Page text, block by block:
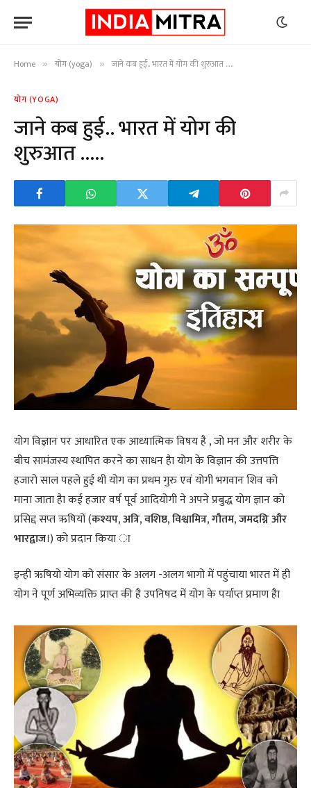
Home » योग (yoga) » जाने कब हुई.. भारत में योग की शुरुआत …..
योग (YOGA)
जाने कब हुई.. भारत में योग की
शुरुआत …..
योग विज्ञान पर आधारित एक आध्यात्मिक विषय है , जो मन और शरीर के
बीच सामंजस्य स्थापित करने का साधन हैा योग के विज्ञान की उत्तपत्ति
हजारो साल पहले हुई थी योग का प्रथम गुरु एवं योगी भगवान शिव को
माना जाता हैा कई हजार वर्ष पूर्व आदियोगी ने अपने प्रबुद्ध योग ज्ञान को
प्रसिद्द सप्त ऋषियों (कश्यप, अत्रि, वशिष्ठ, विश्वामित्र, गौतम, जमदग्नि और
भारद्वाज।) को प्रदान किया ा
इन्ही ऋषियो योग को संसार के अलग -अलग भागो में पहुंचाया भारत में ही
योग ने पूर्ण अभिव्यक्ति प्राप्त की है उपनिषद में योग के पर्याप्त प्रमाण हैा